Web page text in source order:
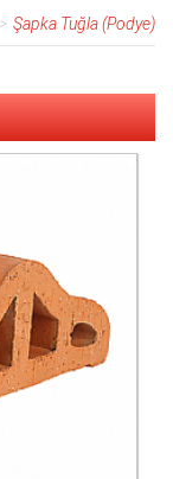
Şapka Tuğla (Podye)